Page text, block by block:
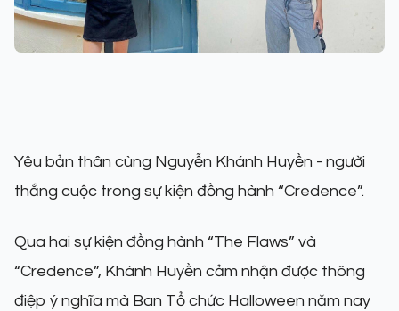
Yêu bản thân cùng Nguyễn Khánh Huyền - người
thắng cuộc trong sự kiện đồng hành “Credence”.
Qua hai sự kiện đồng hành “The Flaws” và
“Credence”, Khánh Huyền cảm nhận được thông
điệp ý nghĩa mà Ban Tổ chức Halloween năm nay